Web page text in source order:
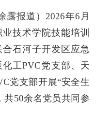
露报道 ） 2026年6月
技术学院技能培训
合石河子开发区应急
化工PVC党支部、天
党支部开展“安全生
共50余名党员共同参